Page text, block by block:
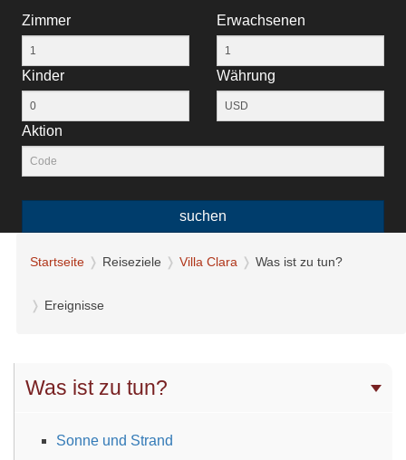
Zimmer Erwachsenen
Kinder Währung
Aktion
suchen
Startseite Reiseziele Villa Clara Was ist zu tun?
Ereignisse
Was ist zu tun?
Sonne und Strand